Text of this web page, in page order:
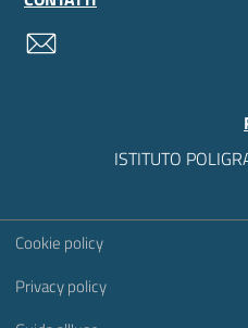
ISTITUTO
Sezione Link Utili
Cookie policy
Privacy policy